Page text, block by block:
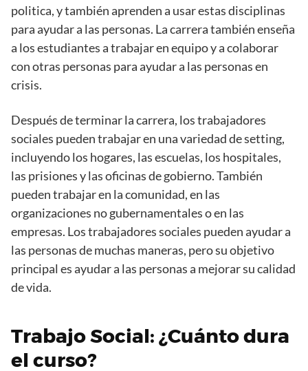
politica, y también aprenden a usar estas disciplinas
para ayudar a las personas. La carrera también enseña
a los estudiantes a trabajar en equipo y a colaborar
con otras personas para ayudar a las personas en
crisis.
Después de terminar la carrera, los trabajadores
sociales pueden trabajar en una variedad de setting,
incluyendo los hogares, las escuelas, los hospitales,
las prisiones y las oficinas de gobierno. También
pueden trabajar en la comunidad, en las
organizaciones no gubernamentales o en las
empresas. Los trabajadores sociales pueden ayudar a
las personas de muchas maneras, pero su objetivo
principal es ayudar a las personas a mejorar su calidad
de vida.
Trabajo Social: ¿Cuánto dura
el curso?